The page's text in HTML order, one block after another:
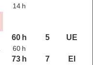
14 h
60 h 5 UE
60 h
73 h 7 EI